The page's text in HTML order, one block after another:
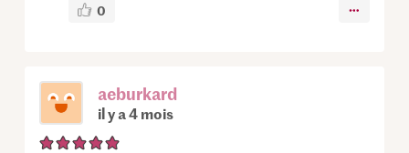
0
aeburkard
il y a 4 mois